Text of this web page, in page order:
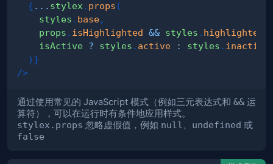
{ ... stylex . props (
    styles
. base,
    props
. isHighlighted && styles . highlighted
    isActive
? styles . active : styles . inactive
) }
/>
通过使用常见的 JavaScript 模式（例如三元表达式和 && 运
算符），可以在运行时有条件地应用样式。
stylex.props 忽略虚假值，例如 null 、 undefined 或
false